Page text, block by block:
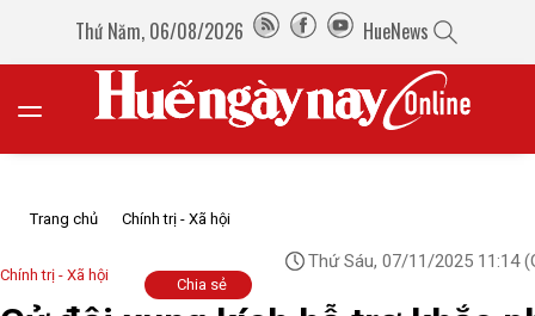
Thứ Năm, 06/08/2026 HueNews
Trang chủ Chính trị - Xã hội
Chính trị - Xã hội
Thứ Sáu, 07/11/2025 11:14
Chia sẻ